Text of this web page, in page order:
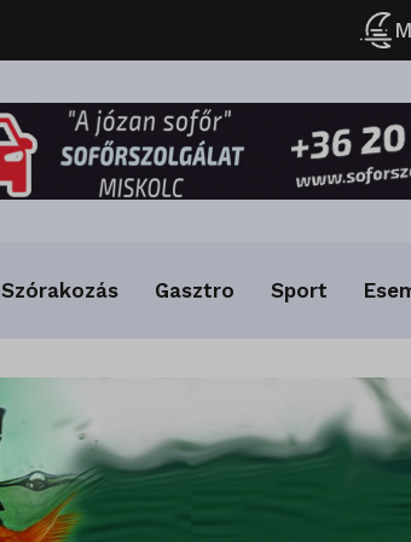
Szórakozás Gasztro Sport